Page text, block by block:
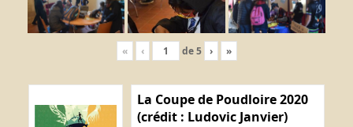
« ‹ de5 › »
La Coupe de Poudloire 2020
(crédit : Ludovic Janvier)